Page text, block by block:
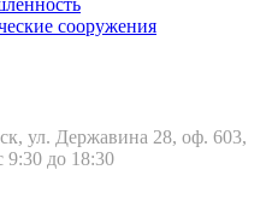
сооружения
ул. Державина 28, оф. 603,
до 18:30